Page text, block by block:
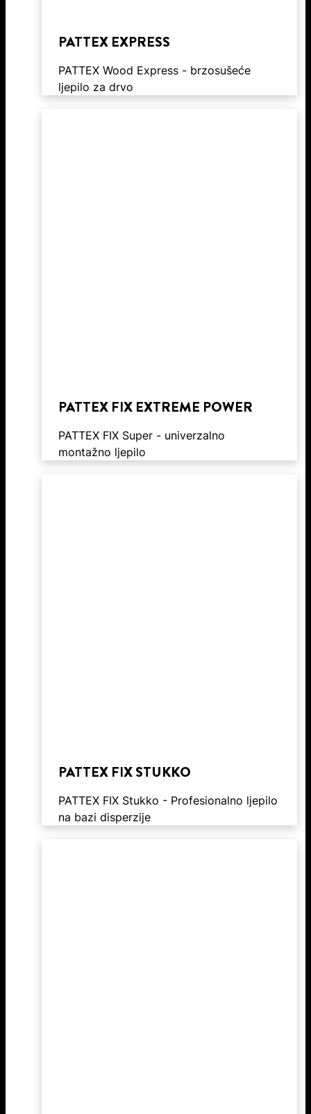
PATTEX EXPRESS
PATTEX Wood Express - brzosušeće
ljepilo za drvo
PATTEX FIX EXTREME POWER
PATTEX FIX Super - univerzalno
montažno ljepilo
PATTEX FIX STUKKO
PATTEX FIX Stukko - Profesionalno ljepilo
na bazi disperzije